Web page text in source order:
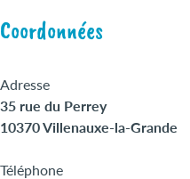
Coordonnées
Adresse
35 rue du Perrey
10370 Villenauxe-la-Grande
Téléphone